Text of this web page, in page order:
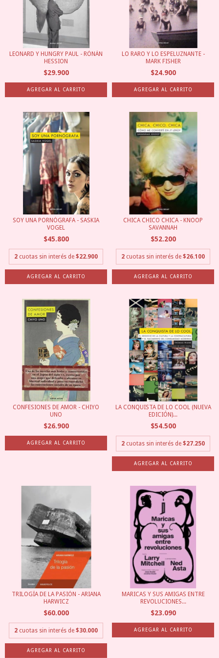
LEONARD Y HUNGRY PAUL - RÓNÁN
HESSION
$29.900
LO RARO Y LO ESPELUZNANTE -
MARK FISHER
$24.900
SOY UNA PORNÓGRAFA - SASKIA
VOGEL
$45.800
2 cuotas sin interés de $22.900
CHICA CHICO CHICA - KNOOP
SAVANNAH
$52.200
2 cuotas sin interés de $26.100
CONFESIONES DE AMOR - CHIYO
UNO
$26.900
LA CONQUISTA DE LO COOL (NUEVA
EDICIÓN)...
$54.500
2 cuotas sin interés de $27.250
TRILOGÍA DE LA PASIÓN - ARIANA
HARWICZ
$60.000
2 cuotas sin interés de $30.000
MARICAS Y SUS AMIGAS ENTRE
REVOLUCIONES...
$23.090